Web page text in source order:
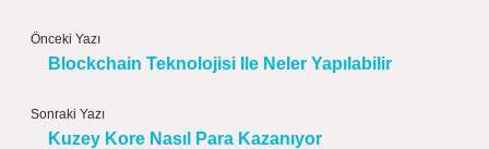
Önceki Yazı
Blockchain Teknolojisi Ile Neler Yapılabilir
Sonraki Yazı
Kuzey Kore Nasıl Para Kazanıyor